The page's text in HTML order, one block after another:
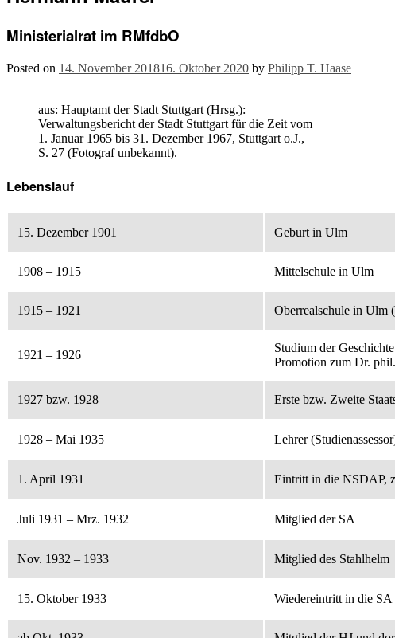
Ministerialrat im RMfdbO
Posted on 14. November 201816. Oktober 2020 by Philipp T. Haase
aus: Hauptamt der Stadt Stuttgart (Hrsg.):
Verwaltungsbericht der Stadt Stuttgart für die Zeit vom
1. Januar 1965 bis 31. Dezember 1967, Stuttgart o.J.,
S. 27 (Fotograf unbekannt).
Lebenslauf
15. Dezember 1901 Geburt in Ulm
1908 – 1915 Mittelschule in Ulm
1915 – 1921 Oberrealschule in Ulm
1921 – 1926
Studium der
Promotion zum Dr. phil.
1927 bzw. 1928 Erste bzw. Zweite
1928 – Mai 1935 Lehrer
1. April 1931 Eintritt in die NSDAP,
Juli 1931 – Mrz. 1932 Mitglied der SA
Nov. 1932 – 1933 Mitglied des Stahlhelm
15. Oktober 1933 Wiedereintritt in die SA